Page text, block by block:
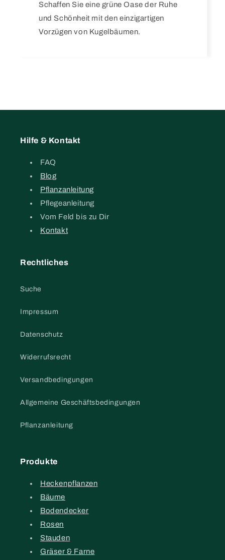
Schaffen Sie eine grüne Oase der Ruhe
und Schönheit mit den einzigartigen
Vorzügen von Kugelbäumen.
Hilfe & Kontakt
FAQ
Blog
Pflanzanleitung
Pflegeanleitung
Vom Feld bis zu Dir
Kontakt
Rechtliches
Suche
Impressum
Datenschutz
Widerrufsrecht
Versandbedingungen
Allgemeine Geschäftsbedingungen
Pflanzanleitung
Produkte
Heckenpflanzen
Bäume
Bodendecker
Rosen
Stauden
Gräser & Farne